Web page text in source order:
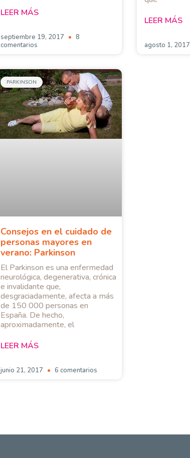
LEER MÁS
septiembre 19, 2017
8
comentarios
LEER MÁS
agosto 1, 2017
PARKINSON
Consejos en el cuidado de
personas mayores en
verano: Parkinson
El Parkinson es una enfermedad
neurológica, degenerativa, crónica
e invalidante que,
desgraciadamente, afecta a más
de 150 000 personas en
España. De hecho,
aproximadamente, el
LEER MÁS
junio 21, 2017 6 comentarios